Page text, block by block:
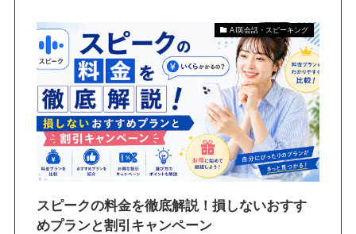
AI英会話・スピーキング
スピークの料金を徹底解説！損しないおすす
めプランと割引キャンペーン